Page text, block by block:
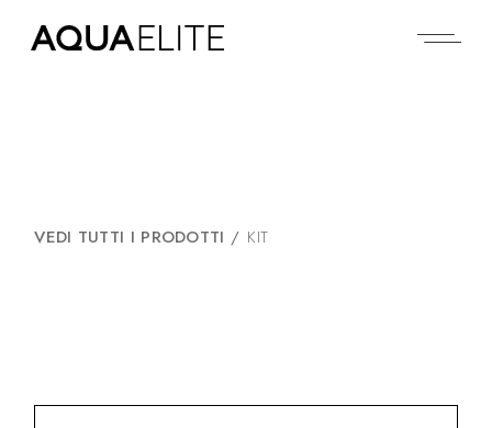
VEDI TUTTI I PRODOTTI / KIT